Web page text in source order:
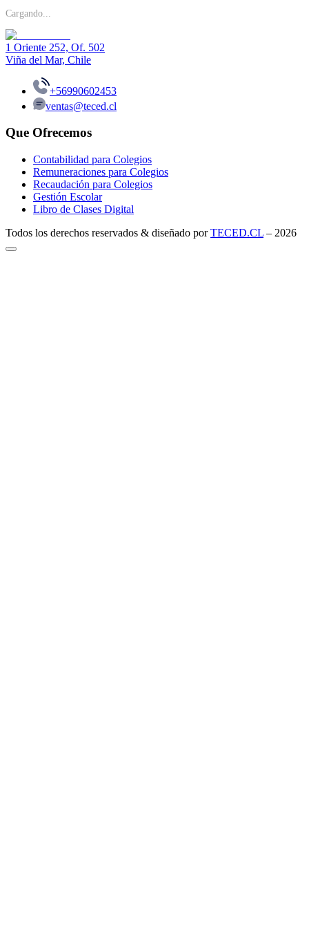
Cargando...
1 Oriente 252, Of. 502
Viña del Mar, Chile
+56990602453
ventas@teced.cl
Que Ofrecemos
Contabilidad para Colegios
Remuneraciones para Colegios
Recaudación para Colegios
Gestión Escolar
Libro de Clases Digital
Todos los derechos reservados & diseñado porTECED.CL – 2026